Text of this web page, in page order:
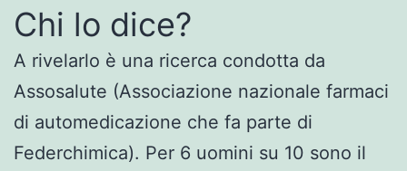
Chi lo dice?
A rivelarlo è una ricerca condotta da
Assosalute (Associazione nazionale farmaci
di automedicazione che fa parte di
Federchimica). Per 6 uomini su 10 sono il